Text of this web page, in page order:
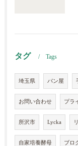
タグ Tags
埼玉県 パン屋
お問い合わせ プラ
所沢市 Lycka
自家培養酵母 ブロ